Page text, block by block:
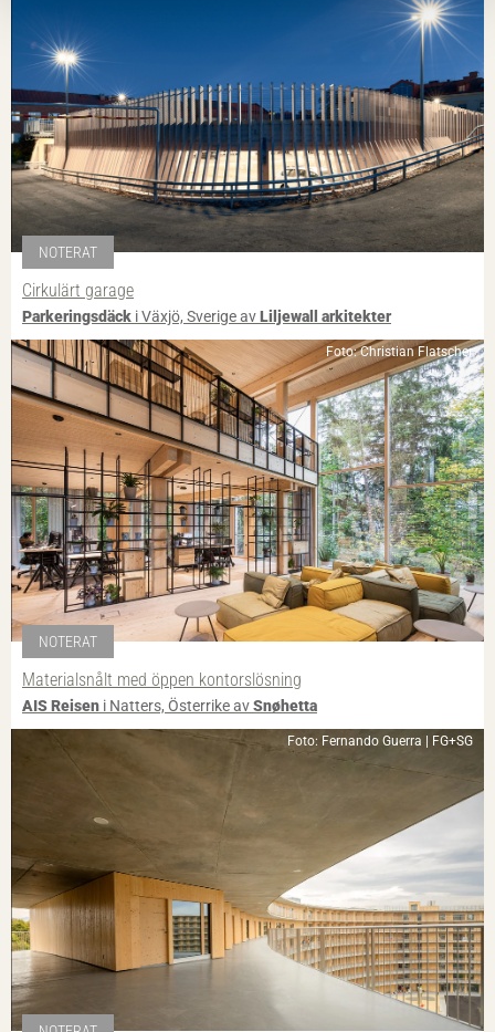
NOTERAT
Cirkulärt garage
Parkeringsdäck i Växjö, Sverige avLiljewall arkitekter
Foto: Christian Flatscher
NOTERAT
Materialsnålt med öppen kontorslösning
AIS Reisen i Natters, Österrike avSnøhetta
Foto: Fernando Guerra | FG+SG